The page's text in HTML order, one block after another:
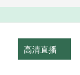
高清直播